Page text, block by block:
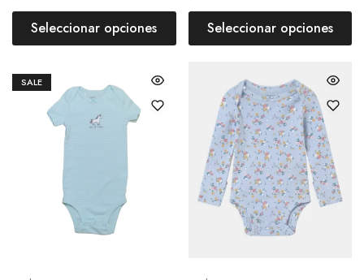
Seleccionar opciones Seleccionar opciones
SALE